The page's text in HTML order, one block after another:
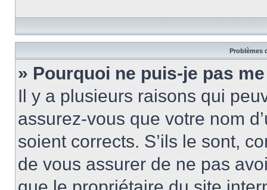
Problèmes
» Pourquoi ne puis-je pas
Il y a plusieurs raisons qui
assurez-vous que votre nom
soient corrects. S’ils le sont,
de vous assurer de ne pas